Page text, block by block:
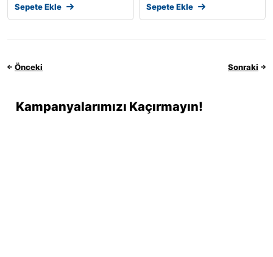
Sepete Ekle Sepete Ekle
Önceki Sonraki
Kampanyalarımızı Kaçırmayın!